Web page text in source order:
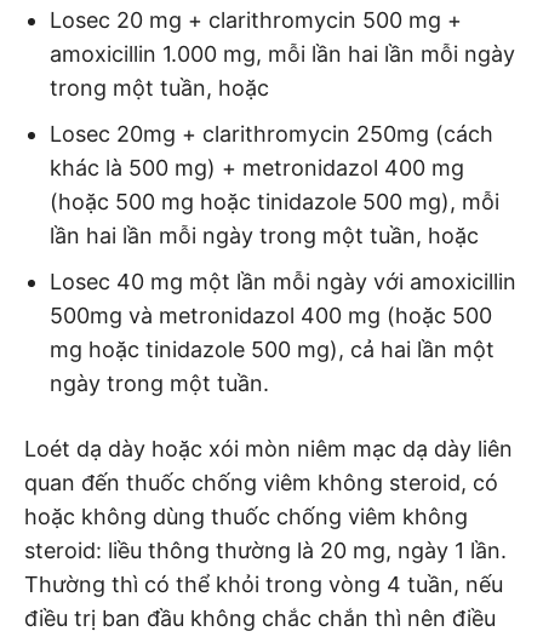
Losec 20 mg + clarithromycin 500 mg +
amoxicillin 1.000 mg, mỗi lần hai lần mỗi ngày
trong một tuần, hoặc
Losec 20mg + clarithromycin 250mg (cách
khác là 500 mg) + metronidazol 400 mg
(hoặc 500 mg hoặc tinidazole 500 mg), mỗi
lần hai lần mỗi ngày trong một tuần, hoặc
Losec 40 mg một lần mỗi ngày với amoxicillin
500mg và metronidazol 400 mg (hoặc 500
mg hoặc tinidazole 500 mg), cả hai lần một
ngày trong một tuần.
Loét dạ dày hoặc xói mòn niêm mạc dạ dày liên
quan đến thuốc chống viêm không steroid, có
hoặc không dùng thuốc chống viêm không
steroid: liều thông thường là 20 mg, ngày 1 lần.
Thường thì có thể khỏi trong vòng 4 tuần, nếu
điều trị ban đầu không chắc chắn thì nên điều